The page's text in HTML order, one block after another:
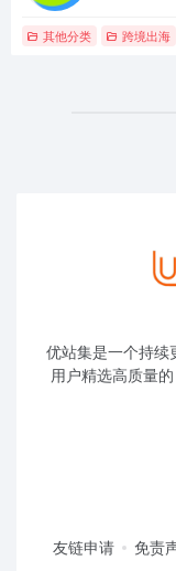
其他分类 跨境出海
优站集是一个持续
用户精选高质量
友链申请 免责